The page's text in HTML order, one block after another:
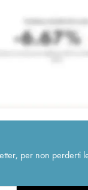
per non perderti